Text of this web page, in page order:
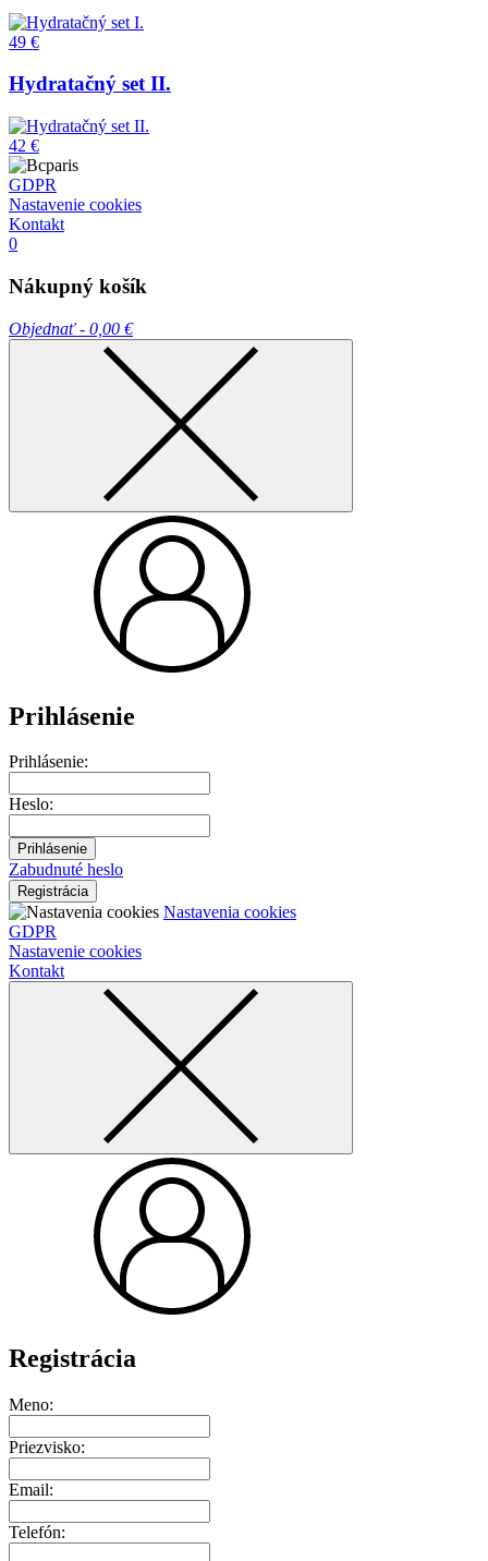
49 €
Hydratačný set II.
42 €
GDPR
Nastavenie cookies
Kontakt
0
Nákupný košík
Objednať - 0,00 €
Prihlásenie
Prihlásenie:
Heslo:
Prihlásenie
Zabudnuté heslo
Registrácia
Nastavenia cookies
GDPR
Nastavenie cookies
Kontakt
Registrácia
Meno:
Priezvisko:
Email:
Telefón: